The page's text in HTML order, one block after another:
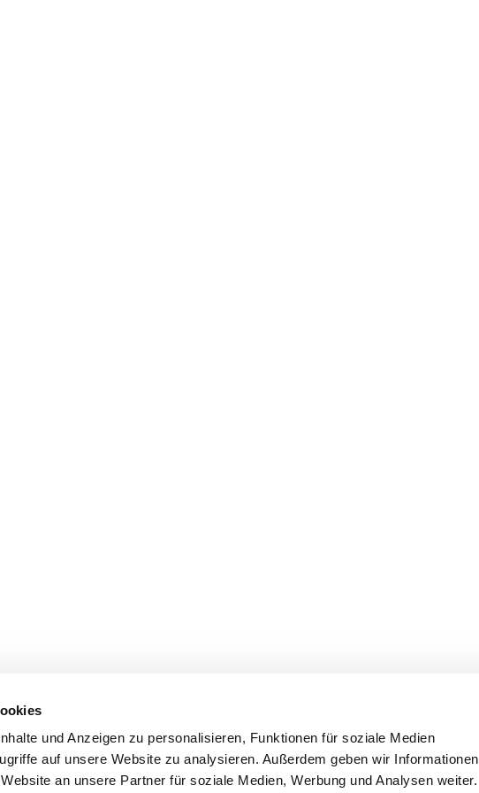
und Anzeigen zu personalisieren, Funktionen für soziale Medien
auf unsere Website zu analysieren. Außerdem geben wir Informationen
an unsere Partner für soziale Medien, Werbung und Analysen weiter.